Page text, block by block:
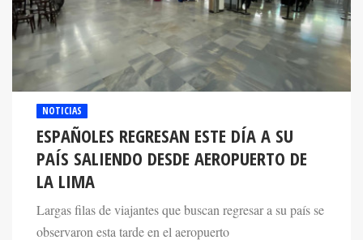
NOTICIAS
ESPAÑOLES REGRESAN ESTE DÍA A SU
PAÍS SALIENDO DESDE AEROPUERTO DE
LA LIMA
Largas filas de viajantes que buscan regresar a su país se
observaron esta tarde en el aeropuerto
Ramón Villeda Morales.